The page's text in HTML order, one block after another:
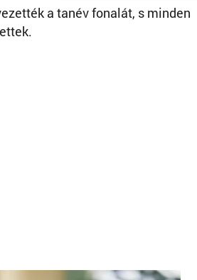
a tanév fonalát, s minden